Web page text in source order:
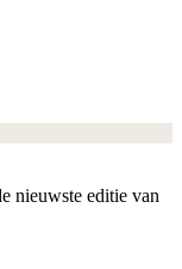
nieuwste editie van